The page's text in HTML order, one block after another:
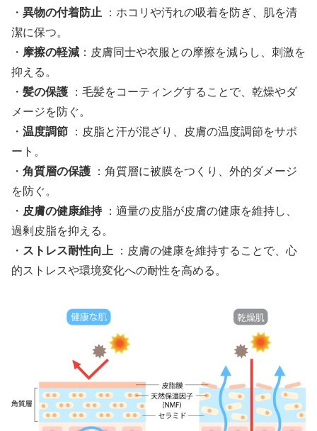
・ 異物の付着防止 ：ホコリや汚れの吸着を防ぎ、肌を清
潔に保つ。
・ 摩擦の軽減 ：皮膚同士や衣服との摩擦を減らし、刺激を
抑える。
・ 髪の保護 ：毛髪をコーティングすることで、乾燥やダ
メージを防ぐ。
・ 温度調節 ：皮脂と汗が混ざり、皮膚の温度調節をサポ
ート。
・ 角質層の保護 ：角質層に被膜をつくり、外的ダメージ
を防ぐ。
・ 皮膚の健康維持
：適量の皮脂が皮膚の健康を維持し、
過剰皮脂を抑える。
・ ストレス耐性向上 ：皮膚の健康を維持することで、心
的ストレスや環境変化への耐性を高める。